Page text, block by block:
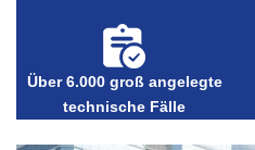
Über 6.000 groß angelegte
technische Fälle